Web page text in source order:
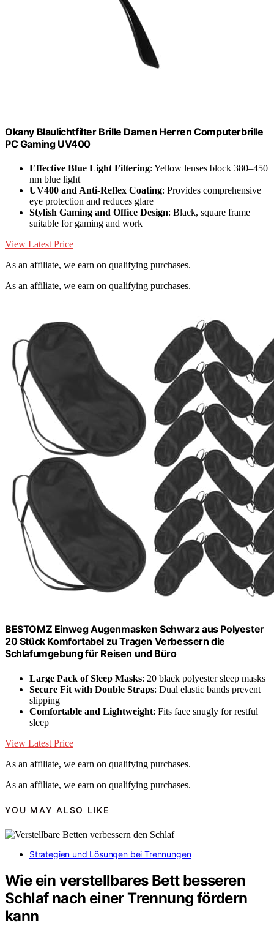
Okany Blaulichtfilter Brille Damen Herren Computerbrille
PC Gaming UV400
Effective Blue Light Filtering: Yellow lenses block 380–450
nm blue light
UV400 and Anti-Reflex Coating: Provides comprehensive
eye protection and reduces glare
Stylish Gaming and Office Design: Black, square frame
suitable for gaming and work
View Latest Price
As an affiliate, we earn on qualifying purchases.
As an affiliate, we earn on qualifying purchases.
BESTOMZ Einweg Augenmasken Schwarz aus Polyester
20 Stück Komfortabel zu Tragen Verbessern die
Schlafumgebung für Reisen und Büro
Large Pack of Sleep Masks: 20 black polyester sleep masks
Secure Fit with Double Straps: Dual elastic bands prevent
slipping
Comfortable and Lightweight: Fits face snugly for restful
sleep
View Latest Price
As an affiliate, we earn on qualifying purchases.
As an affiliate, we earn on qualifying purchases.
YOU MAY ALSO LIKE
Strategien und Lösungen bei Trennungen
Wie ein verstellbares Bett besseren
Schlaf nach einer Trennung fördern
kann